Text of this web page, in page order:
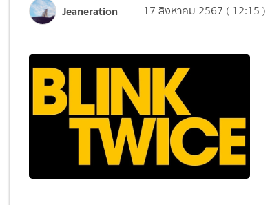
Jeaneration 17 สิงหาคม 2567 ( 12:15 )